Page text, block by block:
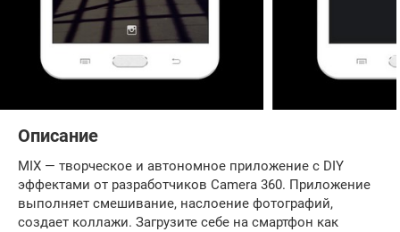
Описание
MIX — творческое и автономное приложение с DIY
эффектами от разработчиков Camera 360. Приложение
выполняет смешивание, наслоение фотографий,
создает коллажи. Загрузите себе на смартфон как